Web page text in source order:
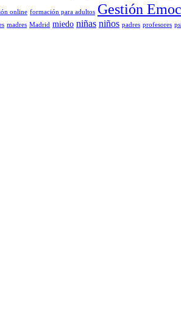
online formación para adultos Gestión
madres Madrid miedo niñas niños padres profesores